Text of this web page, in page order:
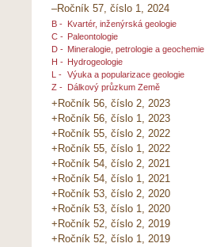
–Ročník 57, číslo 1, 2024
B - Kvartér, inženýrská geologie
C - Paleontologie
D - Mineralogie, petrologie a geochemie
H - Hydrogeologie
L - Výuka a popularizace geologie
Z - Dálkový průzkum Země
+Ročník 56, číslo 2, 2023
+Ročník 56, číslo 1, 2023
+Ročník 55, číslo 2, 2022
+Ročník 55, číslo 1, 2022
+Ročník 54, číslo 2, 2021
+Ročník 54, číslo 1, 2021
+Ročník 53, číslo 2, 2020
+Ročník 53, číslo 1, 2020
+Ročník 52, číslo 2, 2019
+Ročník 52, číslo 1, 2019